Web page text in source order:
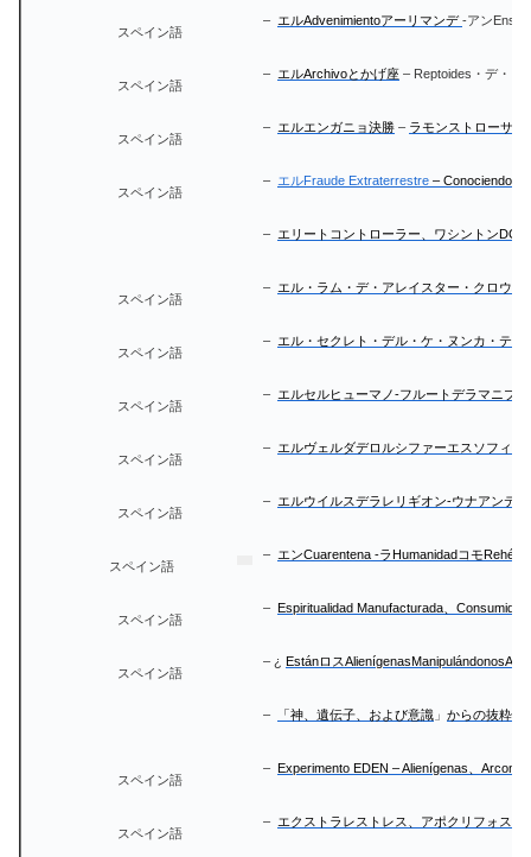
スペイン語
– エルAdvenimientoアーリマンデ -アン
スペイン語
– エルArchivoとかげ座 – Reptoides・デ・ラ
スペイン語
– エルエンガニョ決勝 – ラモンストローサメ
スペイン語
– エルFraude Extraterrestre –
– エリートコントローラー、ワシントンDC
スペイン語
– エル・ラム・デ・アレイスター・クロウ
スペイン語
– エル・セクレト・デル・ケ・ヌンカ・テ・
スペイン語
– エルセルヒューマノ-フルートデラマニプ
スペイン語
– エルヴェルダデロルシファーエスソフィア
スペイン語
– エルウイルスデラレリギオン-ウナアンテ
スペイン語
– エンCuarentena -ラHumanidadコモRehén
スペイン語
– Espiritualidad Manufacturada、Consumida
スペイン語
– ¿ EstánロスAlienígenasManipulándonosA
– 「神、遺伝子、および意識 」 からの抜粋
スペイン語
– Experimento EDEN – Alienígenas、
スペイン語
– エクストラレストレス、アポクリフォス